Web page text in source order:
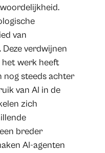
van
verdwijnen
het werk heeft
nog steeds achter
van AI in de
zich
breder
AI-agenten